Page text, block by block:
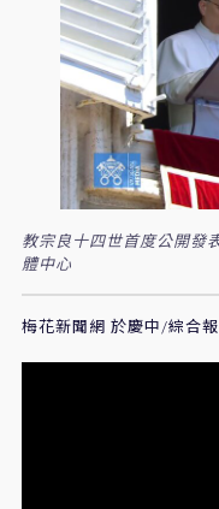
教宗良十四世首度公開發
體中心
梅花新聞網 於慶中/綜合